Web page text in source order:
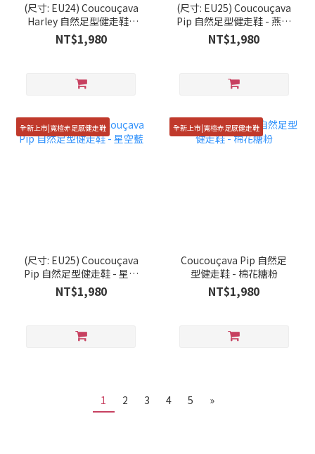
(尺寸: EU24) Coucouçava
Harley 自然足型健走鞋 -
雲朵白
NT$1,980
(尺寸: EU25) Coucouçava
Pip 自然足型健走鞋 - 燕麥
米
NT$1,980
全新上市|寬楦赤足感健走鞋
(尺寸: EU25) Coucouçava
Pip 自然足型健走鞋 - 星空
藍
NT$1,980
全新上市|寬楦赤足感健走鞋
Coucouçava Pip 自然足
型健走鞋 - 棉花糖粉
NT$1,980
1 2 3 4 5 »